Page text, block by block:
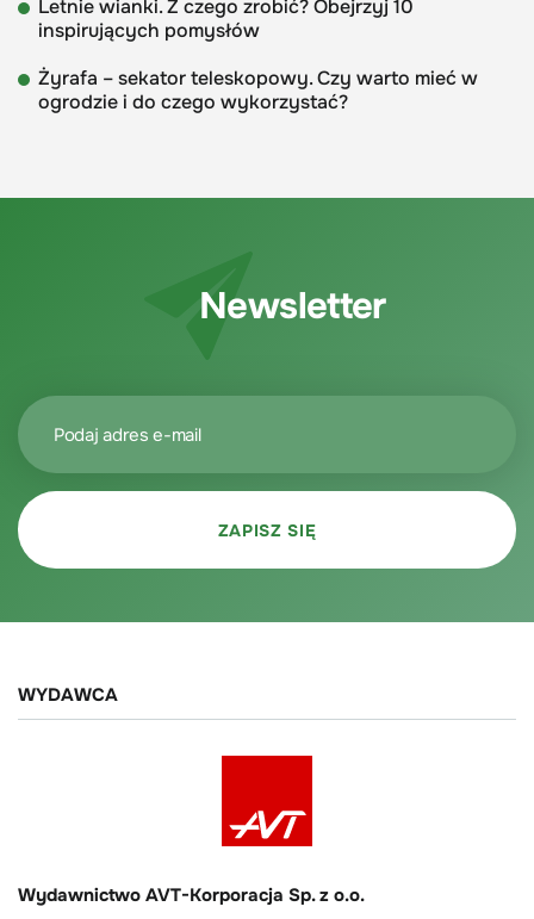
Letnie wianki. Z czego zrobić? Obejrzyj 10
inspirujących pomysłów
Żyrafa – sekator teleskopowy. Czy warto mieć w
ogrodzie i do czego wykorzystać?
Newsletter
WYDAWCA
Wydawnictwo AVT-Korporacja Sp. z o.o.